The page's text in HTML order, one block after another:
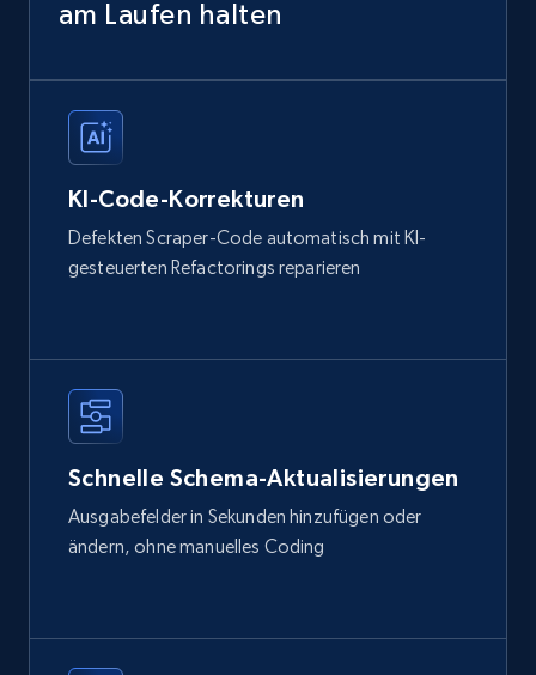
am Laufen halten
KI-Code-Korrekturen
Defekten Scraper-Code automatisch mit KI-
gesteuerten Refactorings reparieren
Schnelle Schema-Aktualisierungen
Ausgabefelder in Sekunden hinzufügen oder
ändern, ohne manuelles Coding